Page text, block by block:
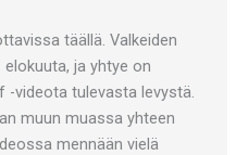
täällä. Valkeiden
ja yhtye on
-videota tulevasta levystä.
muun muassa yhteen
mennään vielä